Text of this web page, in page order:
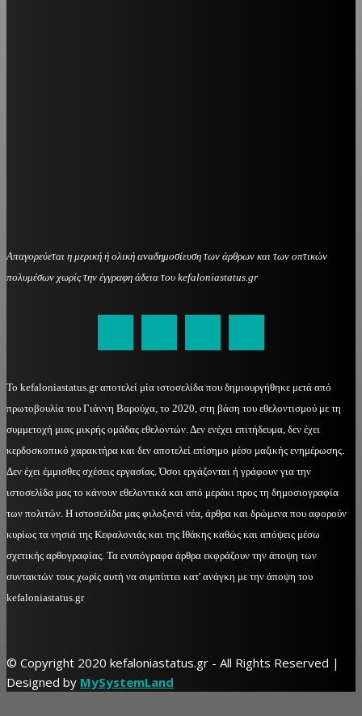
Απαγορεύεται η μερική ή ολική αναδημοσίευση των άρθρων και των οπτικών
πολυμέσων χωρίς την έγγραφη άδεια του kefaloniastatus.gr
Το kefaloniastatus.gr αποτελεί μία ιστοσελίδα που δημιουργήθηκε μετά από
πρωτοβουλία του Γιάννη Βαρούχα, το 2020, στη βάση του εθελοντισμού με τη
συμμετοχή μιας μικρής ομάδας εθελοντών. Δεν ενέχει επιτήδευμα, δεν έχει
κερδοσκοπικό χαρακτήρα και δεν αποτελεί επίσημο μέσο μαζικής ενημέρωσης.
Δεν έχει έμμισθες σχέσεις εργασίας. Όσοι εργάζονται ή γράφουν για την
ιστοσελίδα μας το κάνουν εθελοντικά και από μεράκι προς τη δημοσιογραφία
των πολιτών. Η ιστοσελίδα μας φιλοξενεί νέα, άρθρα και δρώμενα που αφορούν
κυρίως τα νησιά της Κεφαλονιάς και της Ιθάκης καθώς και απόψεις μέσω
σχετικής αρθογραφίας. Τα ενυπόγραφα άρθρα εκφράζουν την άποψη των
συντακτών τους χωρίς αυτή να συμπίπτει κατ' ανάγκη με την άποψη του
kefaloniastatus.gr
© Copyright 2020 kefaloniastatus.gr - All Rights Reserved |
Designed by MySystemLand